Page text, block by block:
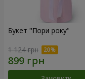
Букет "Пори року"
1 124 грн